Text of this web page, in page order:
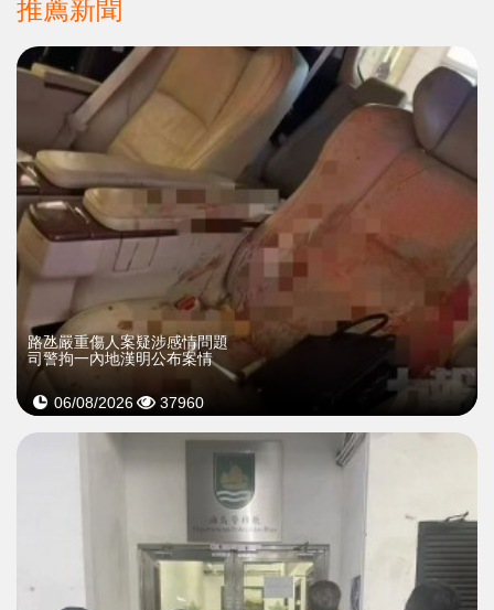
推薦新聞
​路氹嚴重傷人案疑涉感情問題
司警拘一內地漢明公布案情
06/08/2026 37960